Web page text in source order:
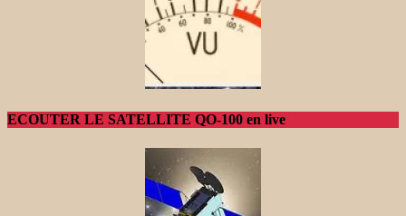
ECOUTER LE SATELLITE QO-100 en live